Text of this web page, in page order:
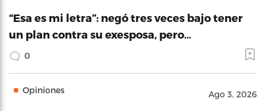
“Esa es mi letra”: negó tres veces bajo tener
un plan contra su exesposa, pero…
0
Opiniones Ago 3, 2026